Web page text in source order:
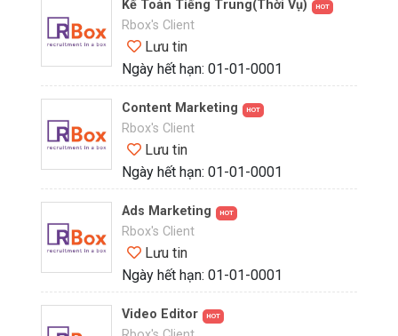
Kế Toán Tiếng Trung(Thời Vụ) HOT
Rbox's Client
Lưu tin
Ngày hết hạn: 01-01-0001
Content Marketing HOT
Rbox's Client
Lưu tin
Ngày hết hạn: 01-01-0001
Ads Marketing HOT
Rbox's Client
Lưu tin
Ngày hết hạn: 01-01-0001
Video Editor HOT